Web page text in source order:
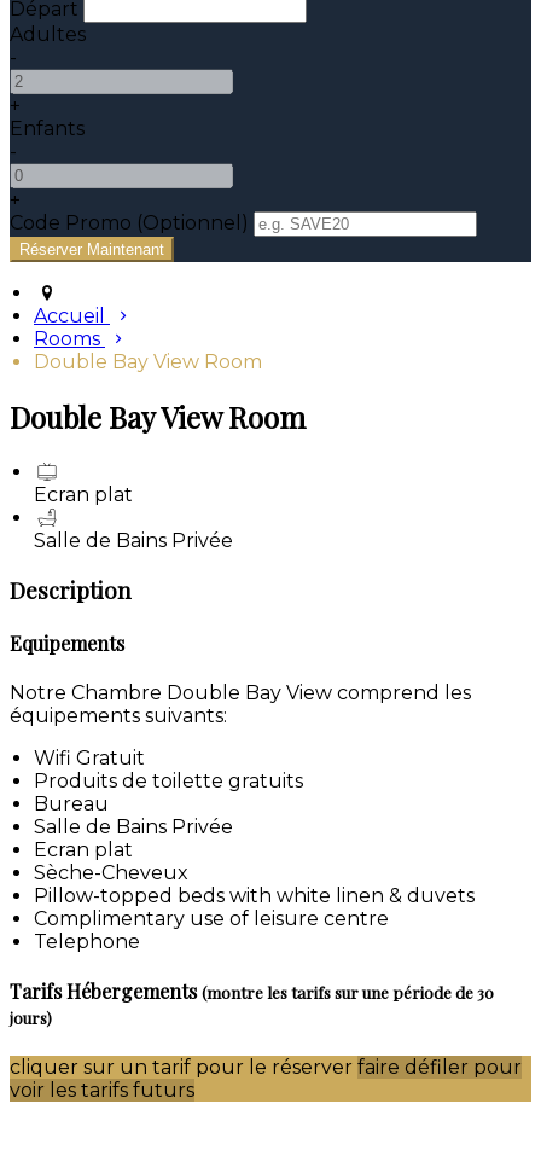
Départ
Adultes
-
+
Enfants
-
+
Code Promo (Optionnel )
Accueil
Rooms
Double Bay View Room
Double Bay View Room
Ecran plat
Salle de Bains Privée
Description
Equipements
Notre Chambre Double Bay View comprend les
équipements suivants:
Wifi Gratuit
Produits de toilette gratuits
Bureau
Salle de Bains Privée
Ecran plat
Sèche-Cheveux
Pillow-topped beds with white linen & duvets
Complimentary use of leisure centre
Telephone
Tarifs Hébergements(montre les tarifs sur une période de 30
jours)
cliquer sur un tarif pour le réserver faire défiler pour
voir les tarifs futurs